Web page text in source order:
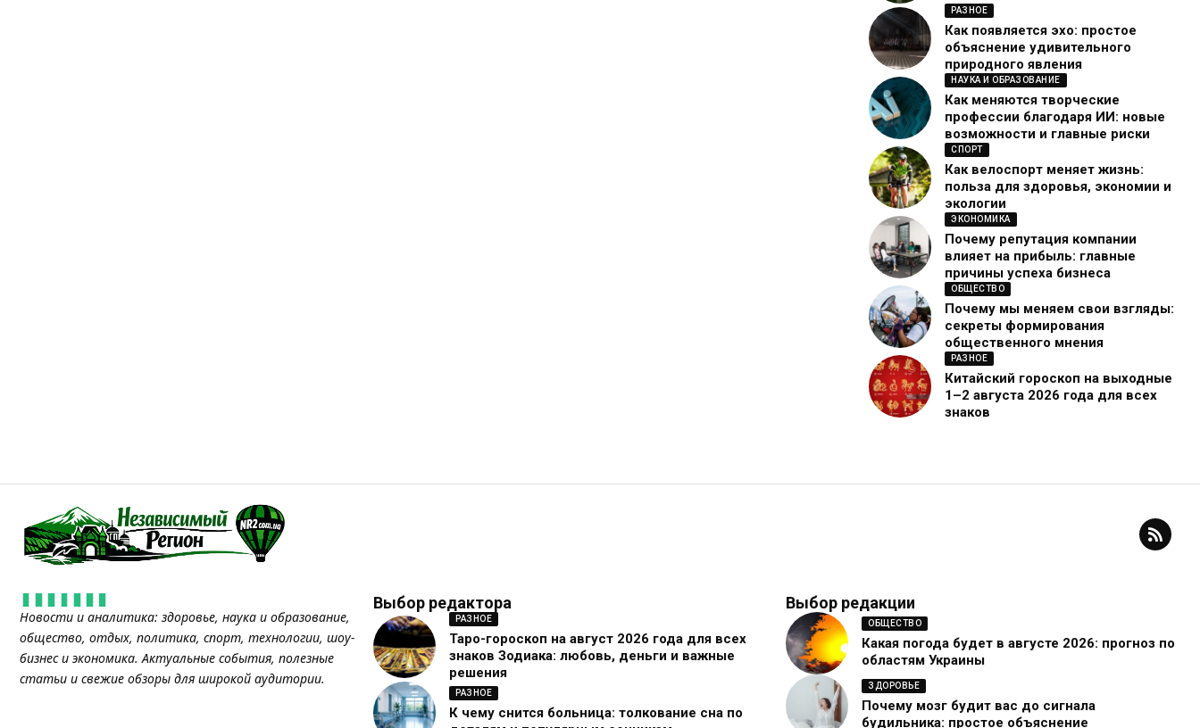
РАЗНОЕ
Как появляется эхо: простое
объяснение удивительного
природного явления
НАУКА И ОБРАЗОВАНИЕ
Как меняются творческие
профессии благодаря ИИ: новые
возможности и главные риски
СПОРТ
Как велоспорт меняет жизнь:
польза для здоровья, экономии и
экологии
ЭКОНОМИКА
Почему репутация компании
влияет на прибыль: главные
причины успеха бизнеса
ОБЩЕСТВО
Почему мы меняем свои взгляды:
секреты формирования
общественного мнения
РАЗНОЕ
Китайский гороскоп на выходные
1–2 августа 2026 года для всех
знаков
Новости и аналитика: здоровье, наука и образование,
общество, отдых, политика, спорт, технологии, шоу-
бизнес и экономика. Актуальные события, полезные
статьи и свежие обзоры для широкой аудитории.
Выбор редактора
РАЗНОЕ
Таро-гороскоп на август 2026 года для всех
знаков Зодиака: любовь, деньги и важные
решения
РАЗНОЕ
К чему снится больница: толкование сна по
Выбор редакции
ОБЩЕСТВО
Какая погода будет в августе 2026: прогноз по
областям Украины
ЗДОРОВЬЕ
Почему мозг будит вас до сигнала
будильника: простое объяснение